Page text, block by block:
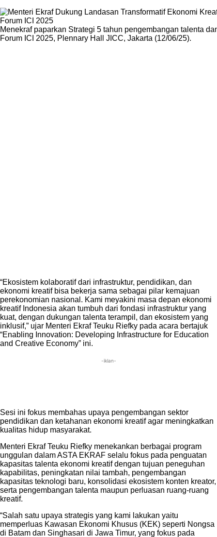
Menekraf paparkan Strategi 5 tahun pengembangan talenta
Forum ICI 2025, Plennary Hall JICC, Jakarta (12/06/25).
“Ekosistem kolaboratif dari infrastruktur, pendidikan, dan
ekonomi kreatif bisa bekerja sama sebagai pilar kemajuan
perekonomian nasional. Kami meyakini masa depan ekonomi
kreatif Indonesia akan tumbuh dari fondasi infrastruktur yang
kuat, dengan dukungan talenta terampil, dan ekosistem yang
inklusif,” ujar Menteri Ekraf Teuku Riefky pada acara bertajuk
“Enabling Innovation: Developing Infrastructure for Education
and Creative Economy” ini.
-iklan-
Sesi ini fokus membahas upaya pengembangan sektor
pendidikan dan ketahanan ekonomi kreatif agar meningkatkan
kualitas hidup masyarakat.
Menteri Ekraf Teuku Riefky menekankan berbagai program
unggulan dalam ASTA EKRAF selalu fokus pada penguatan
kapasitas talenta ekonomi kreatif dengan tujuan peneguhan
kapabilitas, peningkatan nilai tambah, pengembangan
kapasitas teknologi baru, konsolidasi ekosistem konten kreator,
serta pengembangan talenta maupun perluasan ruang-ruang
kreatif.
“Salah satu upaya strategis yang kami lakukan yaitu
memperluas Kawasan Ekonomi Khusus (KEK) seperti Nongsa
di Batam dan Singhasari di Jawa Timur, yang fokus pada